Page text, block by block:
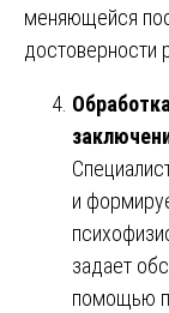
меняющейся
достоверности
и
задает
помощью